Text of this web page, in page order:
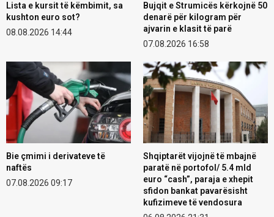
Lista e kursit të këmbimit, sa
kushton euro sot?
08.08.2026 14:44
Bujqit e Strumicës kërkojnë 50
denarë për kilogram për
ajvarin e klasit të parë
07.08.2026 16:58
Bie çmimi i derivateve të
naftës
07.08.2026 09:17
Shqiptarët vijojnë të mbajnë
paratë në portofol/ 5.4 mld
euro “cash”, paraja e xhepit
sfidon bankat pavarësisht
kufizimeve të vendosura